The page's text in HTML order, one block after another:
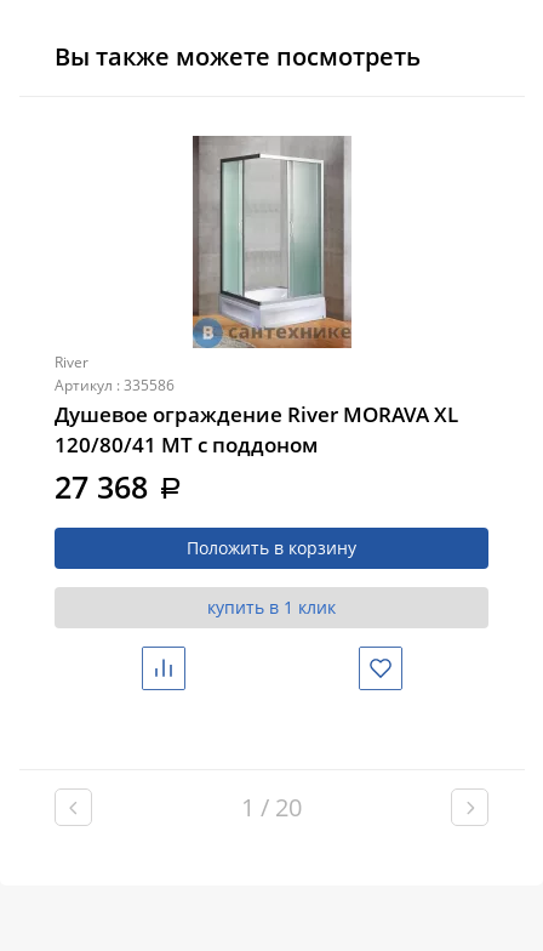
Вы также можете посмотреть
River
Артикул : 335586
Душевое ограждение River MORAVA XL
120/80/41 MT с поддоном
27 368 a
Положить в корзину
купить в 1 клик
Сравнить Избранное
1 / 20